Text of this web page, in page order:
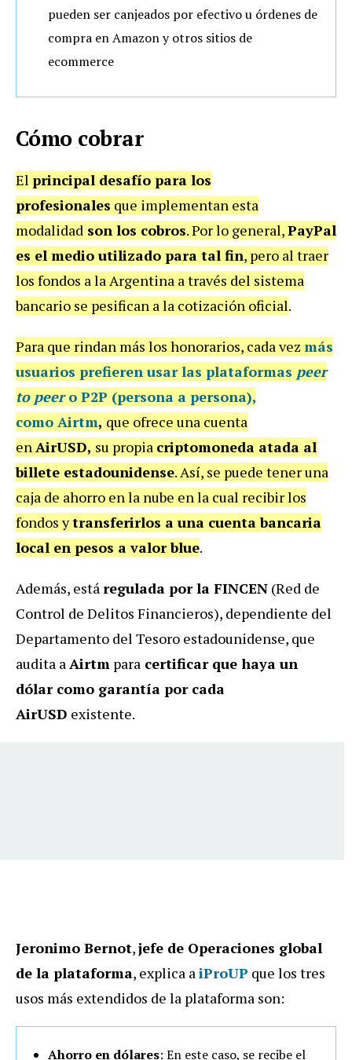
pueden ser canjeados por efectivo u órdenes de
compra en Amazon y otros sitios de
ecommerce
Cómo cobrar
El principal desafío para los
profesionales que implementan esta
modalidad son los cobros. Por lo general,PayPal
es el medio utilizado para tal fin, pero al traer
los fondos a la Argentina a través del sistema
bancario se pesifican a la cotización oficial.
Para que rindan más los honorarios, cada vez más
usuarios prefieren usar las plataformas peer
to peero P2P (persona a persona),
como Airtm, que ofrece una cuenta
en AirUSD, su propia criptomoneda atada al
billete estadounidense. Así, se puede tener una
caja de ahorro en la nube en la cual recibir los
fondos ytransferirlos a una cuenta bancaria
local en pesos a valor blue.
Además, está regulada por la FINCEN (Red de
Control de Delitos Financieros), dependiente del
Departamento del Tesoro estadounidense, que
audita a Airtm para certificar que haya un
dólar como garantía por cada
AirUSD existente.
Jeronimo Bernot,jefe de Operaciones global
de la plataforma, explica aiProUP que los tres
usos más extendidos de la plataforma son:
Ahorro en dólares: En este caso, se recibe el